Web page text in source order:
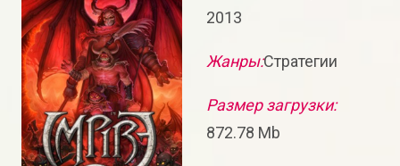
2013
Жанры:Стратегии
Размер загрузки:
872.78 Mb